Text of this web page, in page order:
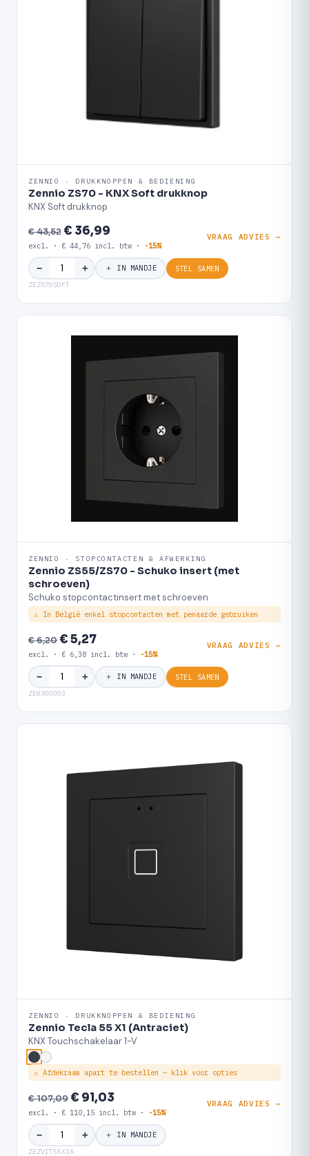
ZENNIO · DRUKKNOPPEN & BEDIENING
Zennio ZS70 - KNX Soft drukknop
KNX Soft drukknop
€ 43,52€ 36,99
excl. · € 44,76 incl. btw · -15%
VRAAG ADVIES →
− ＋ ＋ IN MANDJE STEL SAMEN
ZEZS70SOFT
ZENNIO · STOPCONTACTEN & AFWERKING
Zennio ZS55/ZS70 - Schuko insert (met
schroeven)
Schuko stopcontactinsert met schroeven
⚠ In België enkel stopcontacten met penaarde gebruiken
€ 6,20€ 5,27
excl. · € 6,38 incl. btw · -15%
VRAAG ADVIES →
− ＋ ＋ IN MANDJE STEL SAMEN
ZE8300003
ZENNIO · DRUKKNOPPEN & BEDIENING
Zennio Tecla 55 X1 (Antraciet)
KNX Touchschakelaar 1-V
⚠ Afdekraam apart te bestellen — klik voor opties
€ 107,09€ 91,03
excl. · € 110,15 incl. btw · -15%
VRAAG ADVIES →
− ＋ ＋ IN MANDJE
ZEZVIT55X1A